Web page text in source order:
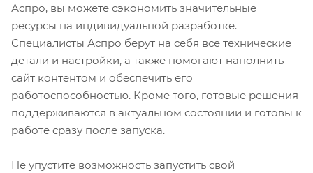
Аспро, вы можете сэкономить значительные
ресурсы на индивидуальной разработке.
Специалисты Аспро берут на себя все технические
детали и настройки, а также помогают наполнить
сайт контентом и обеспечить его
работоспособностью. Кроме того, готовые решения
поддерживаются в актуальном состоянии и готовы к
работе сразу после запуска.
Не упустите возможность запустить свой